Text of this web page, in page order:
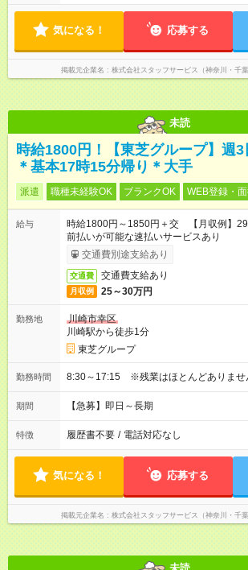
気になる！ 応募する
掲載元企業名 株式会社スタッフサービス（神奈川・千葉
未読
時給1800円！【東芝グループ】週3
＊基本17時15分帰り＊大手
派遣 職種未経験OK ブランクOK WEB登録・
給与
時給1800円～1850円＋交 【月収例】
前払いが可能な速払いサービスあり
交通費別途支給あり
交通費 交通費支給あり
月収例 25～30万円
勤務地
川崎市幸区
川崎駅から徒歩1分
東芝グループ
勤務時間 8:30～17:15 ※残業はほとんどありませ
期間 【急募】即日～長期
特徴 履歴書不要 / 電話対応なし
気になる！ 応募する
掲載元企業名 株式会社スタッフサービス（神奈川・千葉